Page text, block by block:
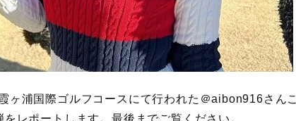
ヶ浦国際ゴルフコースにて行われた＠aibon916さんこ
レポートします。最後までご覧ください。